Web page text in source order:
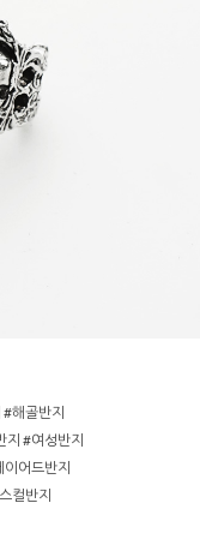
해골반지
#여성반지
어드반지
컬반지